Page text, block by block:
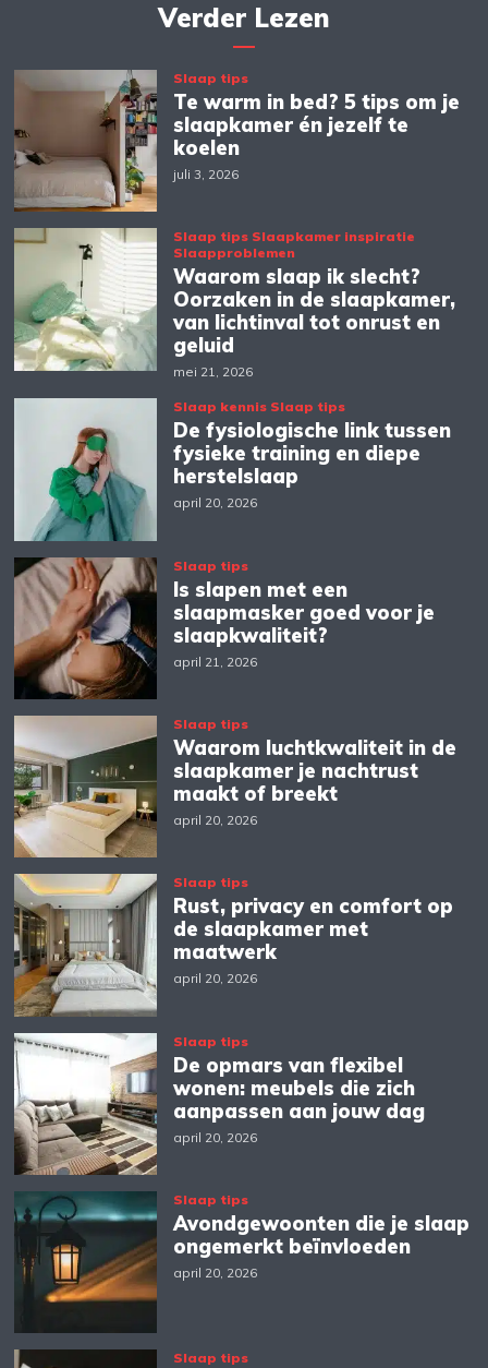
Verder Lezen
Slaap tips
Te warm in bed? 5 tips om je
slaapkamer én jezelf te
koelen
juli 3, 2026
Slaap tips Slaapkamer inspiratie
Slaapproblemen
Waarom slaap ik slecht?
Oorzaken in de slaapkamer,
van lichtinval tot onrust en
geluid
mei 21, 2026
Slaap kennis Slaap tips
De fysiologische link tussen
fysieke training en diepe
herstelslaap
april 20, 2026
Slaap tips
Is slapen met een
slaapmasker goed voor je
slaapkwaliteit?
april 21, 2026
Slaap tips
Waarom luchtkwaliteit in de
slaapkamer je nachtrust
maakt of breekt
april 20, 2026
Slaap tips
Rust, privacy en comfort op
de slaapkamer met
maatwerk
april 20, 2026
Slaap tips
De opmars van flexibel
wonen: meubels die zich
aanpassen aan jouw dag
april 20, 2026
Slaap tips
Avondgewoonten die je slaap
ongemerkt beïnvloeden
april 20, 2026
Slaap tips